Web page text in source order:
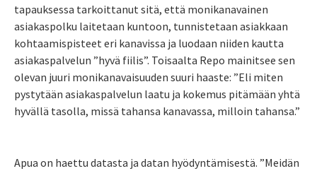
tapauksessa tarkoittanut sitä, että monikanavainen
asiakaspolku laitetaan kuntoon, tunnistetaan asiakkaan
kohtaamispisteet eri kanavissa ja luodaan niiden kautta
asiakaspalvelun ”hyvä fiilis”. Toisaalta Repo mainitsee sen
olevan juuri monikanavaisuuden suuri haaste: ”Eli miten
pystytään asiakaspalvelun laatu ja kokemus pitämään yhtä
hyvällä tasolla, missä tahansa kanavassa, milloin tahansa.”
Apua on haettu datasta ja datan hyödyntämisestä. ”Meidän